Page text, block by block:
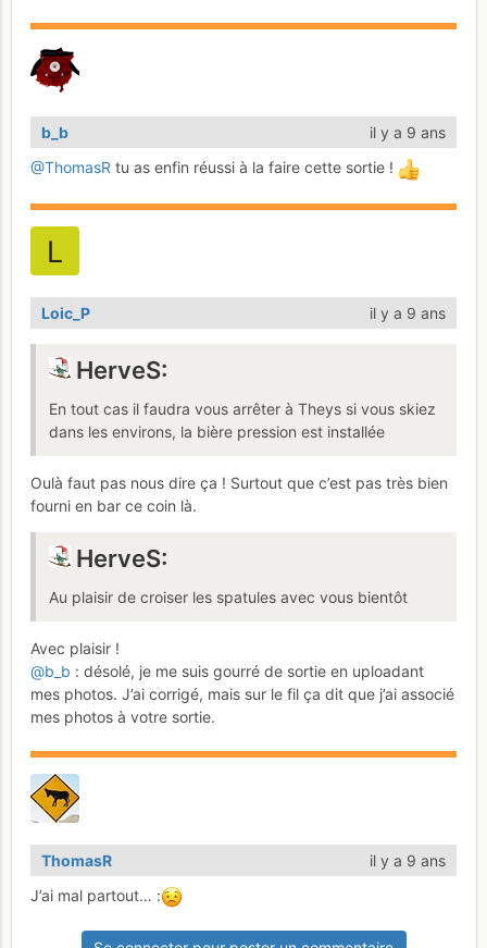
b_b
il y a 9 ans
@ThomasR tu as enfin réussi à la faire cette sortie !
Loic_P il y a 9 ans
HerveS:
En tout cas il faudra vous arrêter à Theys si vous skiez
dans les environs, la bière pression est installée
Oulà faut pas nous dire ça ! Surtout que c’est pas très bien
fourni en bar ce coin là.
HerveS:
Au plaisir de croiser les spatules avec vous bientôt
Avec plaisir !
@b_b : désolé, je me suis gourré de sortie en uploadant
mes photos. J’ai corrigé, mais sur le fil ça dit que j’ai associé
mes photos à votre sortie.
ThomasR
il y a 9 ans
J’ai mal partout… :